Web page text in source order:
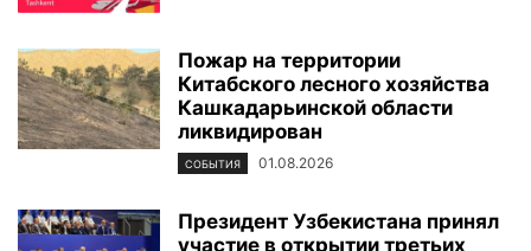
Пожар на территории
Китабского лесного хозяйства
Кашкадарьинской области
ликвидирован
СОБЫТИЯ 01.08.2026
Президент Узбекистана принял
участие в открытии третьих